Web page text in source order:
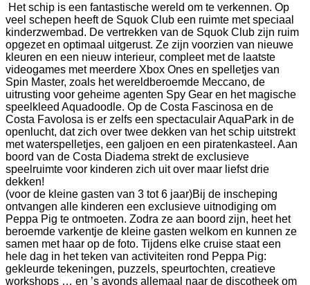
Het schip is een fantastische wereld om te verkennen. Op
veel schepen heeft de Squok Club een ruimte met speciaal
kinderzwembad. De vertrekken van de Squok Club zijn ruim
opgezet en optimaal uitgerust. Ze zijn voorzien van nieuwe
kleuren en een nieuw interieur, compleet met de laatste
videogames met meerdere Xbox Ones en spelletjes van
Spin Master, zoals het wereldberoemde Meccano, de
uitrusting voor geheime agenten Spy Gear en het magische
speelkleed Aquadoodle. Op de Costa Fascinosa en de
Costa Favolosa is er zelfs een spectaculair AquaPark in de
openlucht, dat zich over twee dekken van het schip uitstrekt
met waterspelletjes, een galjoen en een piratenkasteel. Aan
boord van de Costa Diadema strekt de exclusieve
speelruimte voor kinderen zich uit over maar liefst drie
dekken!
(voor de kleine gasten van 3 tot 6 jaar)Bij de inscheping
ontvangen alle kinderen een exclusieve uitnodiging om
Peppa Pig te ontmoeten. Zodra ze aan boord zijn, heet het
beroemde varkentje de kleine gasten welkom en kunnen ze
samen met haar op de foto. Tijdens elke cruise staat een
hele dag in het teken van activiteiten rond Peppa Pig:
gekleurde tekeningen, puzzels, speurtochten, creatieve
workshops … en ’s avonds allemaal naar de discotheek om